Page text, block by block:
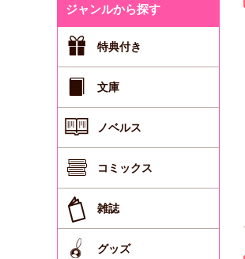
ジャンルから探す
特典付き
文庫
ノベルス
コミックス
雑誌
グッズ